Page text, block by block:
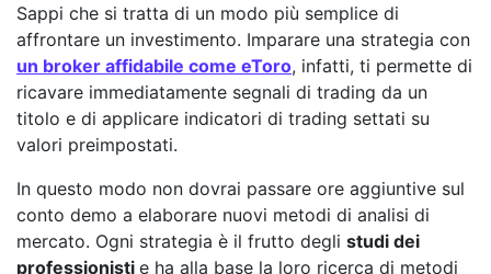
Sappi che si tratta di un modo più semplice di
affrontare un investimento. Imparare una strategia con
un broker affidabile come eToro, infatti, ti permette di
ricavare immediatamente segnali di trading da un
titolo e di applicare indicatori di trading settati su
valori preimpostati.
In questo modo non dovrai passare ore aggiuntive sul
conto demo a elaborare nuovi metodi di analisi di
mercato. Ogni strategia è il frutto degli studi dei
professionisti e ha alla base la loro ricerca di metodi